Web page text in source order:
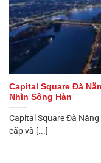
Capital Square Đà
Nhìn Sông Hàn
Capital Square Đà
cấp và [...]